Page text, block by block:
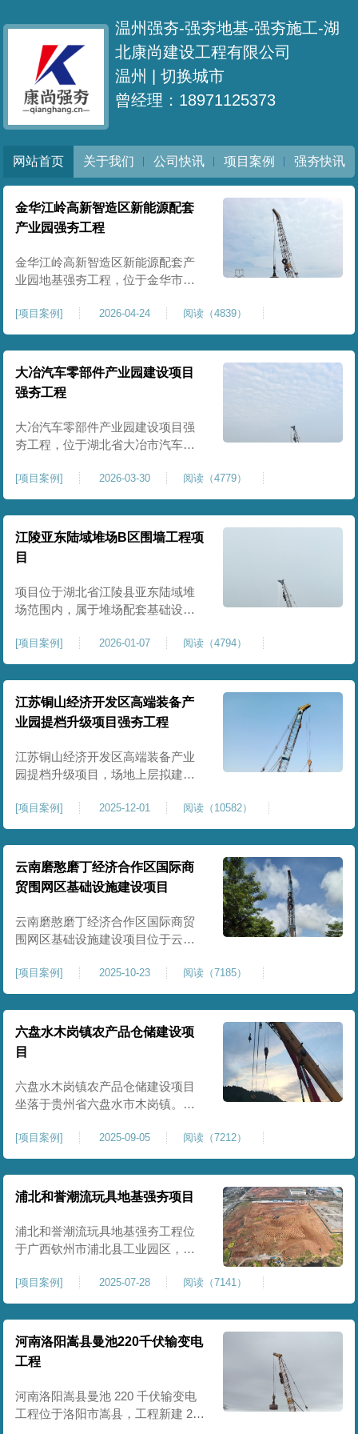
温州强夯-强夯地基-强夯施工-湖
北康尚建设工程有限公司
温州 |切换城市
曾经理：18971125373
网站首页 关于我们 公司快讯 项目案例 强夯快讯
金华江岭高新智造区新能源配套
产业园强夯工程
金华江岭高新智造区新能源配套产
业园地基强夯工程，位于金华市江
园区重点基建配套项目。本项目地
基强夯处理总面积40000㎡，施工范
围为新能源配套产业园核心建设地
块。项目场地为园区新建建设用
地，原始场地土质松散、土层固结
不均匀、孔隙较大、地基承载力偏
弱。新能源产业园厂房及配套设施
对
[项目案例] 2026-04-24 阅读（4839）
大冶汽车零部件产业园建设项目
强夯工程
大冶汽车零部件产业园建设项目强
夯工程，位于湖北省大冶市汽车零
业厂房、生产车间及配套附属设施
建设的前置基础性地基处理工程。
项目场地为园区新建工业建设用
地，原始场地土层松散、土质均匀
性较差、土体固结度不足，天然地
基承载力偏低。汽车零部件生产厂
房对地基平整度、整体刚度、沉降
控
[项目案例] 2026-03-30 阅读（4779）
江陵亚东陆域堆场B区围墙工程项
目
项目位于湖北省江陵县亚东陆域堆
场范围内，属于堆场配套基础设施
墙及附属设施建设，是保障场区边
界围护结构稳定、提升场地整体建
设标准的前置关键工程，本项目强
夯处理总面积20000㎡，施工范围为
陆域堆场B区围墙沿线及配套场地。
原场地土层松散、回填不均、固结
程度差，地基承载力较低，且堆
[项目案例] 2026-01-07 阅读（4794）
江苏铜山经济开发区高端装备产
业园提档升级项目强夯工程
江苏铜山经济开发区高端装备产业
园提档升级项目，场地上层拟建厂
施。占地面积约130000㎡.项目采用
强夯工艺对地基进行加固处理，确
保处理后地基承载力特征值
≥100kPa、压实系数≥0.94、压缩模
量≥5MPa，工程实施后将有效提升
场地整体承载力与均匀性，消除不
均匀沉降隐患，为园区高端装备产
业项目
[项目案例] 2025-12-01 阅读（10582）
云南磨憨磨丁经济合作区国际商
贸围网区基础设施建设项目
云南磨憨磨丁经济合作区国际商贸
围网区基础设施建设项目位于云南
商贸、口岸监管、通关查验的重要
基础设施工程。项目建设内容主要
为场地地基处理，处理总面积约 5
万平方米，采用强夯加固施工工
艺，通过全场地强夯提升地基承载
力、消除不均匀沉降，满足围网区
后续建（构）筑物及重型作业场地
使
[项目案例] 2025-10-23 阅读（7185）
六盘水木岗镇农产品仓储建设项
目
六盘水木岗镇农产品仓储建设项目
坐落于贵州省六盘水市木岗镇。场
房、分拣车间、配套附属用房等设
施。项目原始场地为新建建设用
地，土层分布不均、土体松散、天
然固结程度较低，地基整体承载力
筑需长期承受货物堆放荷载，对地
基沉降稳定性、整体密实度要求较
[项目案例] 2025-09-05 阅读（7212）
浦北和誉潮流玩具地基强夯项目
浦北和誉潮流玩具地基强夯工程位
于广西钦州市浦北县工业园区，场
公及生活附属设施。原始场地为新
建园区待开发地块，土体回填不
均、土质松散、固结度不足，场地
承载力与整体均匀性较差，若直接
施工易出现地基不均匀沉降、地面
开裂、墙体变形等质量问题，无法
满足工业厂房长期荷载及规范建设
标
[项目案例] 2025-07-28 阅读（7141）
河南洛阳嵩县曼池220千伏输变电
工程
河南洛阳嵩县曼池 220 千伏输变电
工程位于洛阳市嵩县，工程新建 220